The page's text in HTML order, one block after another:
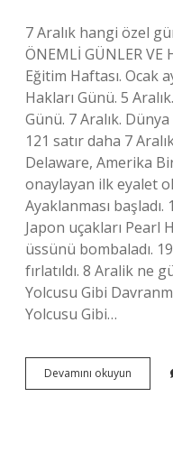
7 Aralık hangi özel
ÖNEMLİ GÜNLER VE
Eğitim Haftası. Ocak
Hakları Günü. 5
Günü. 7 Aralık.
121 satır daha 7
Delaware, Amerika
onaylayan ilk eyalet
Ayaklanması başladı.
Japon uçakları Pearl
üssünü bombaladı.
fırlatıldı. 8 Aralik ne
Yolcusu Gibi
Yolcusu Gibi…
Devamını okuyun
Aralik